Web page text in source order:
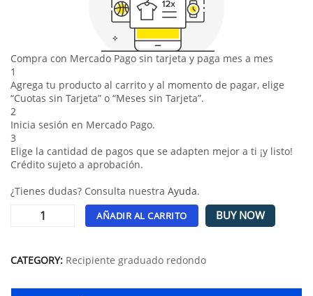
Compra con Mercado Pago sin tarjeta y paga mes a mes
1
Agrega tu producto al carrito y al momento de pagar, elige
“Cuotas sin Tarjeta” o “Meses sin Tarjeta”.
2
Inicia sesión en Mercado Pago.
3
Elige la cantidad de pagos que se adapten mejor a ti ¡y listo!
Crédito sujeto a aprobación.
¿Tienes dudas? Consulta nuestra Ayuda.
AÑADIR AL CARRITO BUY NOW
CATEGORY: Recipiente graduado redondo